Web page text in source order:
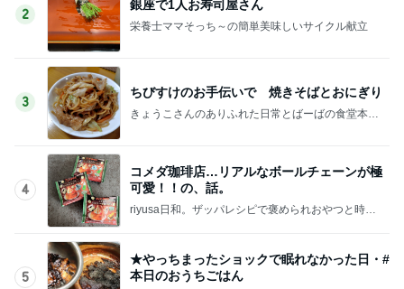
2
銀座で1人お寿司屋さん
栄養士ママそっち～の簡単美味しいサイクル献立
3
ちびすけのお手伝いで 焼きそばとおにぎり
きょうこさんのありふれた日常とばーばの食堂本日
4
コメダ珈琲店…リアルなボールチェーンが極
可愛！！の、話。
riyusa日和。ザッパレシピで褒められおやつと時々
5
★やっちまったショックで眠れなかった日・#
本日のおうちごはん